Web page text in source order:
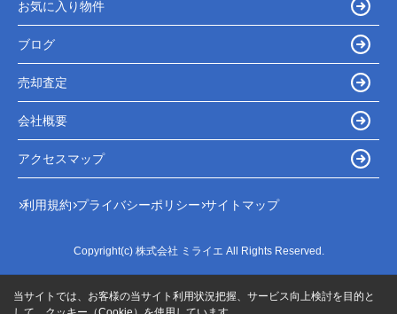
お気に入り物件
ブログ
売却査定
会社概要
アクセスマップ
利用規約 プライバシーポリシー サイトマップ
Copyright(c) 株式会社 ミライエ All Rights Reserved.
当サイトでは、お客様の当サイト利用状況把握、サービス向上検討を目的と